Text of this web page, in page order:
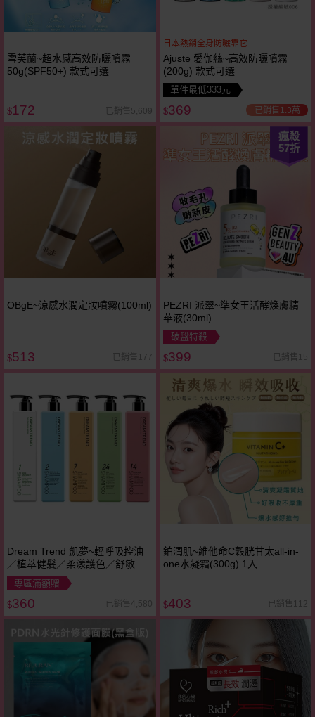
雪芙蘭~超水感高效防曬噴霧
50g(SPF50+) 款式可選
$172 已銷售5,609
日本熱銷全身防曬靠它
Ajuste 愛伽絲~高效防曬噴霧
(200g) 款式可選
單件最低333元
$369 已銷售1.3萬
OBgE~涼感水潤定妝噴霧(100ml)
$513 已銷售177
瘋殺
57折
PEZRI 派翠~準女王活酵煥膚精
華液(30ml)
破盤特殺
$399 已銷售15
Dream Trend 凱夢~輕呼吸控油
／植萃健髮／柔漾護色／舒敏平
衡／去屑止癢 洗髮精(500ml) 款
式可選
專區滿額贈
$360 已銷售4,580
鉑潤肌~維他命C穀胱甘太all-in-
one水凝霜(300g) 1入
$403 已銷售112